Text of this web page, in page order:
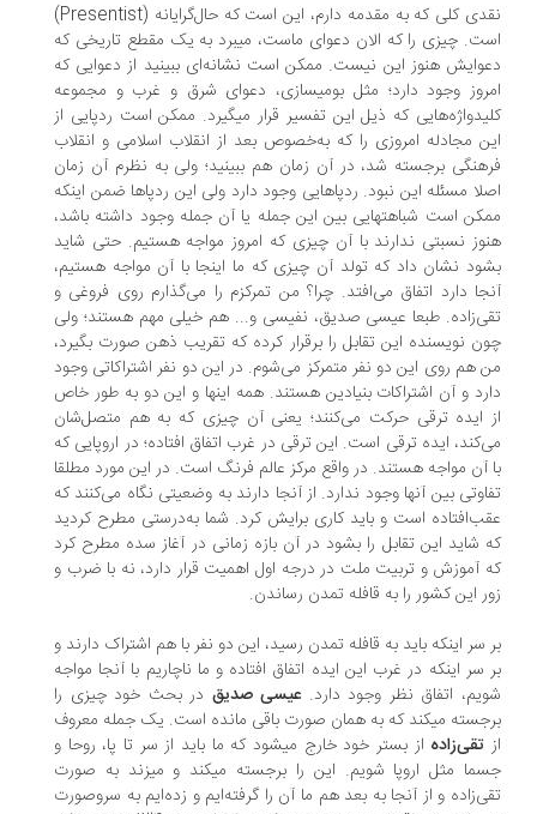
نقدی کلی که به مقدمه دارم، این است که حال‌گرایانه (Presentist)
است. چیزی را که الان دعوای ماست، می‎برد به یک مقطع تاریخی که
هنوز این نیست. ممکن است نشانه‌ای ببینید از دعوایی که
امروز وجود دارد؛ مثل بومی‎سازی، دعوای شرق و غرب و مجموعه
کلیدواژه‌هایی که ذیل این تفسیر قرار می‎گیرد. ممکن است ردپایی از
مجادله امروزی را که به‌خصوص بعد از انقلاب اسلامی و انقلاب
برجسته شد، در آن زمان هم ببینید؛ ولی به نظرم آن زمان
مسئله این نبود. ردپاهایی وجود دارد ولی این ردپاها ضمن اینکه
ممکن است شباهت‎هایی بین این جمله یا آن جمله وجود داشته باشد،
نسبتی ندارند با آن چیزی که امروز مواجه هستیم. حتی شاید
نشان داد که تولد آن چیزی که ما اینجا با آن مواجه هستیم،
دارد اتفاق می‌افتد. چرا؟ من تمرکزم را می‌گذارم روی فروغی و
طبعا عیسی صدیق، نفیسی و... هم خیلی مهم هستند؛ ولی
نویسنده این تقابل را برقرار کرده که تقریب ذهن صورت بگیرد،
هم روی این دو نفر متمرکز می‌شوم. در این دو نفر اشتراکاتی وجود
و آن اشتراکات بنیادین هستند. همه اینها و این دو به‌ طور خاص
ایده ترقی حرکت می‌کنند؛ یعنی آن چیزی که به هم متصل‌شان
ایده ترقی است. این ترقی در غرب اتفاق افتاده؛ در اروپایی که
آن مواجه هستند. در واقع مرکز عالم فرنگ است. در این مورد مطلقا
بین آنها وجود ندارد. از آنجا دارند به وضعیتی نگاه می‌کنند که
است و باید کاری برایش کرد. شما به‌درستی مطرح کردید
شاید این تقابل را بشود در آن بازه زمانی در آغاز سده مطرح کرد
آموزش و تربیت ملت در درجه اول اهمیت قرار دارد، نه با ضرب و
این کشور را به قافله تمدن رساندن.
سر اینکه باید به قافله تمدن رسید، این دو نفر با هم اشتراک دارند و
سر اینکه در غرب این ایده اتفاق افتاده و ما ناچاریم با آنجا مواجه
اتفاق نظر وجود دارد. عیسی صدیق در بحث خود چیزی را
برجسته می‎کند که به همان صورت باقی مانده است. یک جمله معروف
تقی‌زاده
از بستر خود خارج می‎شود که ما باید از سر تا پا، روحا و
جسما مثل اروپا شویم. این را برجسته می‎کند و می‎زند به صورت
و از آنجا به بعد هم ما آن را گرفته‌ایم و زده‌ایم به سر‌و‌صورت